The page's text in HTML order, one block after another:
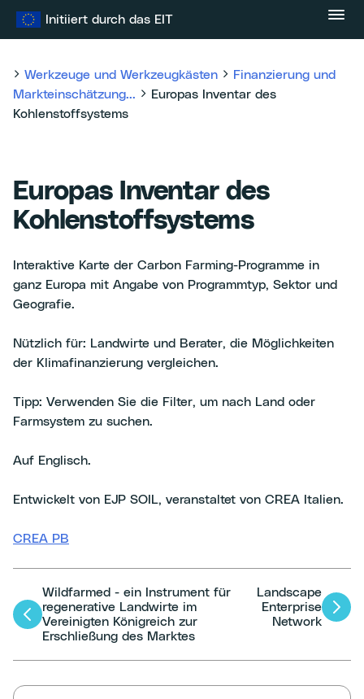
Inhalt
Initiiert durch das EIT
Werkzeuge und Werkzeugkästen
Finanzierung und
Markteinschätzung...
Europas Inventar des
Kohlenstoffsystems
Europas Inventar des
Kohlenstoffsystems
Interaktive Karte der Carbon Farming-Programme in
ganz Europa mit Angabe von Programmtyp, Sektor und
Geografie.
Nützlich für: Landwirte und Berater, die Möglichkeiten
der Klimafinanzierung vergleichen.
Tipp: Verwenden Sie die Filter, um nach Land oder
Farmsystem zu suchen.
Auf Englisch.
Entwickelt von EJP SOIL, veranstaltet von CREA Italien.
CREA PB
Artikel-
Navigation
Wildfarmed - ein Instrument für
regenerative Landwirte im
Vereinigten Königreich zur
Erschließung des Marktes
Landscape
Enterprise
Network